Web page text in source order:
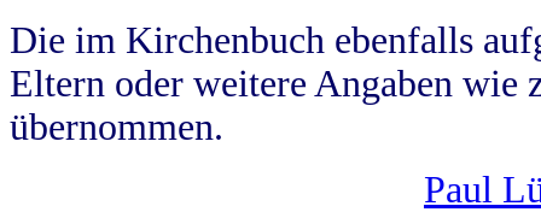
Die im Kirchenbuch ebenfalls
Eltern oder weitere Angaben wie
übernommen.
Paul